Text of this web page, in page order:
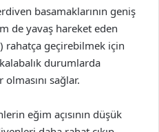
basamaklarının geniş
de yavaş hareket eden
rahatça geçirebilmek için
durumlarda
sağlar.
eğim açısının düşük